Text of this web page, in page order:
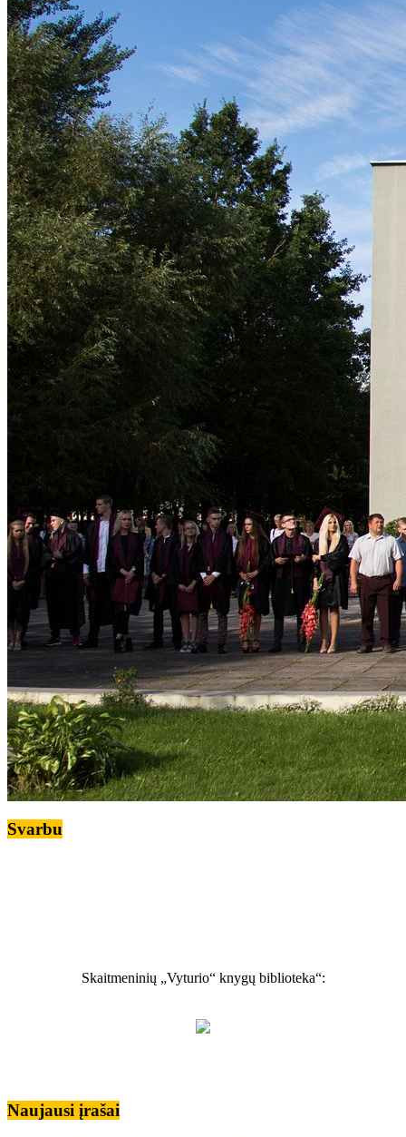
Svarbu
Skaitmeninių „Vyturio“ knygų biblioteka“:
Naujausi įrašai